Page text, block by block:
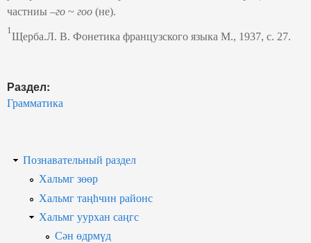
частниы –го ~ гоо (не).
1
Щерба.Л. В. Фонетика французского языка М., 1937, с. 27.
Раздел:
Грамматика
Познавательный раздел
Хальмг зөөр
Хальмг таңһчин районс
Хальмг уурхан саңгс
Сән өдрмүд